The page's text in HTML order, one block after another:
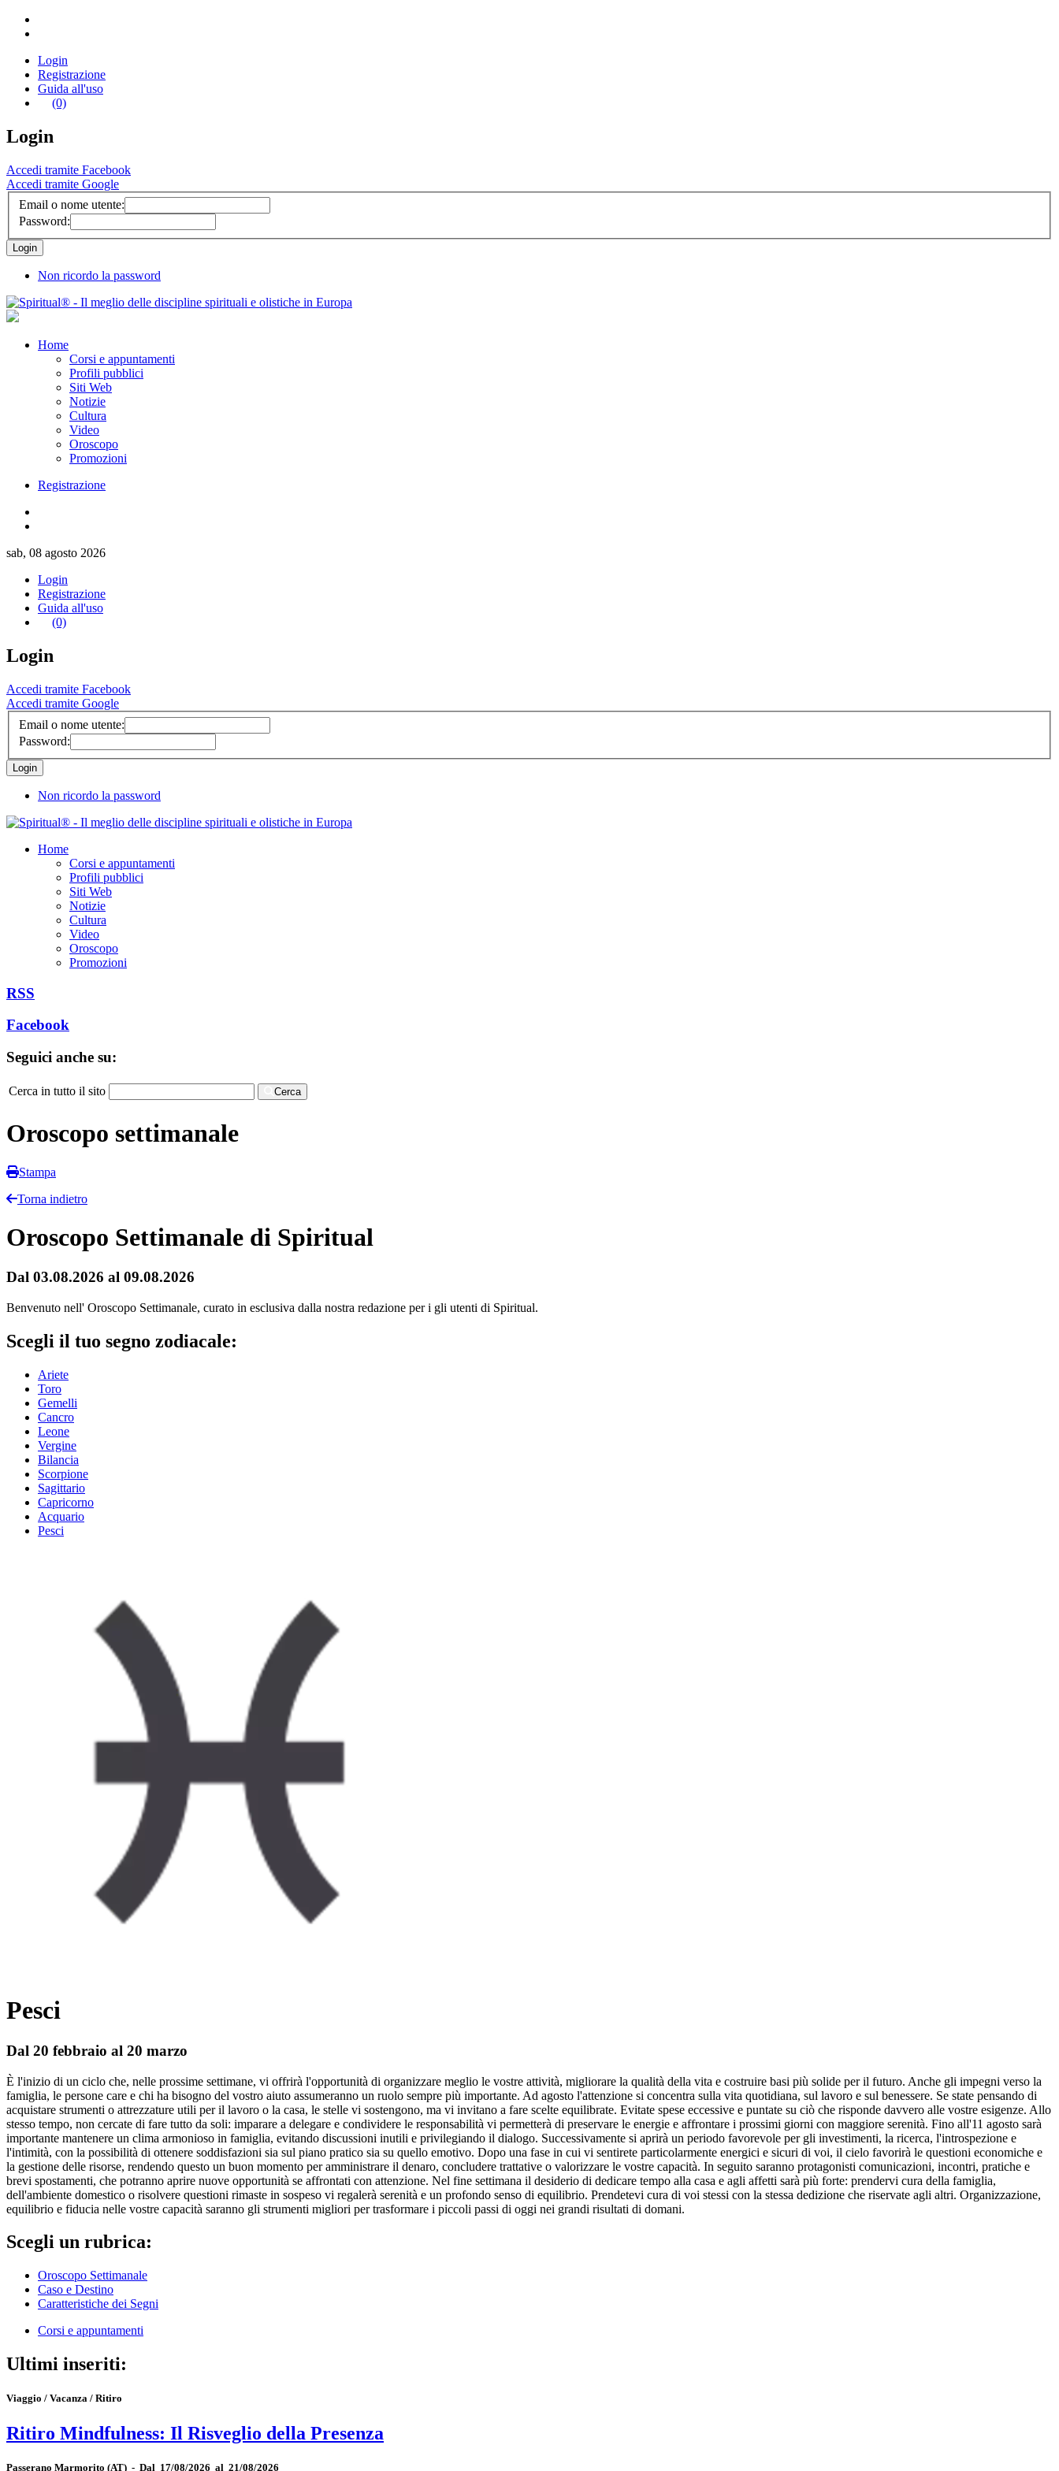
Login
Registrazione
Guida all'uso
(0)
Login
Accedi tramite Facebook
Accedi tramite Google
Email o nome utente:
Password:
Non ricordo la password
Home
Corsi e appuntamenti
Profili pubblici
Siti Web
Notizie
Cultura
Video
Oroscopo
Promozioni
Registrazione
sab, 08 agosto 2026
Login
Registrazione
Guida all'uso
(0)
Login
Accedi tramite Facebook
Accedi tramite Google
Email o nome utente:
Password:
Non ricordo la password
Home
Corsi e appuntamenti
Profili pubblici
Siti Web
Notizie
Cultura
Video
Oroscopo
Promozioni
RSS
Facebook
Seguici anche su:
Cerca in tutto il sito Cerca
Oroscopo settimanale
Stampa
Torna indietro
Oroscopo Settimanale di Spiritual
Dal 03.08.2026 al 09.08.2026
Benvenuto nell' Oroscopo Settimanale, curato in esclusiva dalla nostra redazione per i gli utenti di Spiritual.
Scegli il tuo segno zodiacale:
Ariete
Toro
Gemelli
Cancro
Leone
Vergine
Bilancia
Scorpione
Sagittario
Capricorno
Acquario
Pesci
Pesci
Dal 20 febbraio al 20 marzo
È l'inizio di un ciclo che, nelle prossime settimane, vi offrirà l'opportunità di organizzare meglio le vostre attività, migliorare la qualità della vita e costruire basi più solide per il futuro. Anche gli impegni verso la
famiglia, le persone care e chi ha bisogno del vostro aiuto assumeranno un ruolo sempre più importante. Ad agosto l'attenzione si concentra sulla vita quotidiana, sul lavoro e sul benessere. Se state pensando di
acquistare strumenti o attrezzature utili per il lavoro o la casa, le stelle vi sostengono, ma vi invitano a fare scelte equilibrate. Evitate spese eccessive e puntate su ciò che risponde davvero alle vostre esigenze. Allo
stesso tempo, non cercate di fare tutto da soli: imparare a delegare e condividere le responsabilità vi permetterà di preservare le energie e affrontare i prossimi giorni con maggiore serenità. Fino all'11 agosto sarà
importante mantenere un clima armonioso in famiglia, evitando discussioni inutili e privilegiando il dialogo. Successivamente si aprirà un periodo favorevole per gli investimenti, la ricerca, l'introspezione e
l'intimità, con la possibilità di ottenere soddisfazioni sia sul piano pratico sia su quello emotivo. Dopo una fase in cui vi sentirete particolarmente energici e sicuri di voi, il cielo favorirà le questioni economiche e
la gestione delle risorse, rendendo questo un buon momento per amministrare il denaro, concludere trattative o valorizzare le vostre capacità. In seguito saranno protagonisti comunicazioni, incontri, pratiche e
brevi spostamenti, che potranno aprire nuove opportunità se affrontati con attenzione. Nel fine settimana il desiderio di dedicare tempo alla casa e agli affetti sarà più forte: prendervi cura della famiglia,
dell'ambiente domestico o risolvere questioni rimaste in sospeso vi regalerà serenità e un profondo senso di equilibrio. Prendetevi cura di voi stessi con la stessa dedizione che riservate agli altri. Organizzazione,
equilibrio e fiducia nelle vostre capacità saranno gli strumenti migliori per trasformare i piccoli passi di oggi nei grandi risultati di domani.
Scegli un rubrica:
Oroscopo Settimanale
Caso e Destino
Caratteristiche dei Segni
Corsi e appuntamenti
Ultimi inseriti:
Viaggio / Vacanza / Ritiro
Ritiro Mindfulness: Il Risveglio della Presenza
Passerano Marmorito (AT) - Dal 17/08/2026 al 21/08/2026